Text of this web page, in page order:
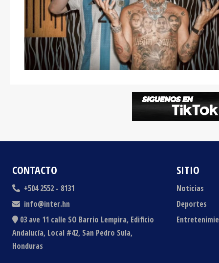
CONTACTO
+504 2552 - 8131
info@inter.hn
03 ave 11 calle SO Barrio Lempira, Edificio
Andalucía, Local #42, San Pedro Sula,
Honduras
SITIO
Noticias
Deportes